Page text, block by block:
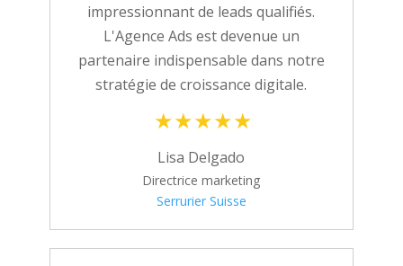
impressionnant de leads qualifiés.
L'Agence Ads est devenue un
partenaire indispensable dans notre
stratégie de croissance digitale.
Lisa Delgado
Directrice marketing
Serrurier Suisse